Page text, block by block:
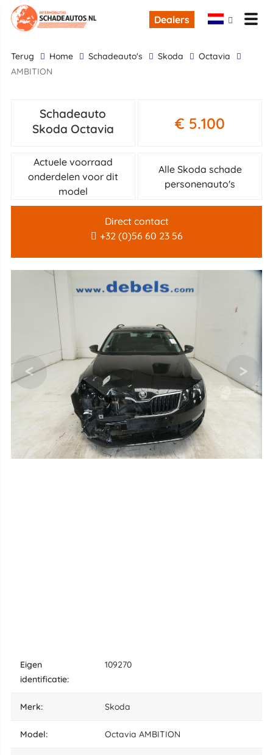
Dealers
terug Home Schadeauto's Skoda
Octavia
AMBITION
Schadeauto
Skoda Octavia
€ 5.100
Actuele voorraad
onderdelen voor dit
model
Alle Skoda schade
personenauto's
Direct contact
+32 (0)56 60 23 56
eigen
identificatie:
109270
merk: Skoda
model: Octavia AMBITION